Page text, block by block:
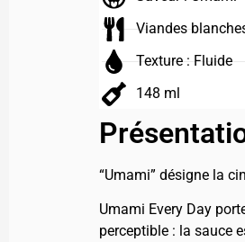
Viandes
Texture : Fluide
148 ml
“Umami” désigne la
Umami Every Day
perceptible : la sauce